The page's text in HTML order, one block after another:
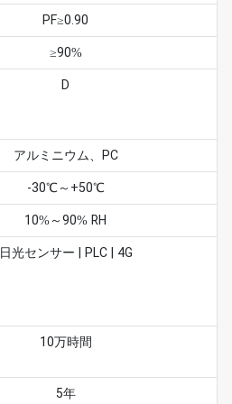
PF≥0.90
≥90%
D
アルミニウム、PC
-30℃～+50℃
10%～90% RH
日光センサー | PLC | 4G
10万時間
5年